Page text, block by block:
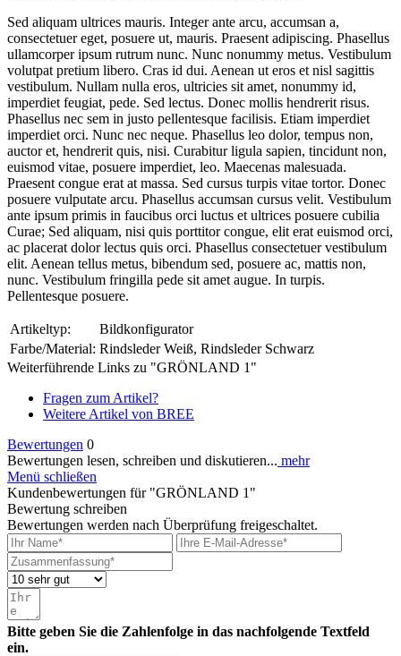
Sed aliquam ultrices mauris. Integer ante arcu, accumsan a,
consectetuer eget, posuere ut, mauris. Praesent adipiscing. Phasellus
ullamcorper ipsum rutrum nunc. Nunc nonummy metus. Vestibulum
volutpat pretium libero. Cras id dui. Aenean ut eros et nisl sagittis
vestibulum. Nullam nulla eros, ultricies sit amet, nonummy id,
imperdiet feugiat, pede. Sed lectus. Donec mollis hendrerit risus.
Phasellus nec sem in justo pellentesque facilisis. Etiam imperdiet
imperdiet orci. Nunc nec neque. Phasellus leo dolor, tempus non,
auctor et, hendrerit quis, nisi. Curabitur ligula sapien, tincidunt non,
euismod vitae, posuere imperdiet, leo. Maecenas malesuada.
Praesent congue erat at massa. Sed cursus turpis vitae tortor. Donec
posuere vulputate arcu. Phasellus accumsan cursus velit. Vestibulum
ante ipsum primis in faucibus orci luctus et ultrices posuere cubilia
Curae; Sed aliquam, nisi quis porttitor congue, elit erat euismod orci,
ac placerat dolor lectus quis orci. Phasellus consectetuer vestibulum
elit. Aenean tellus metus, bibendum sed, posuere ac, mattis non,
nunc. Vestibulum fringilla pede sit amet augue. In turpis.
Pellentesque posuere.
Artikeltyp:
Bildkonfigurator
Farbe/Material: Rindsleder Weiß, Rindsleder Schwarz
Weiterführende Links zu "GRÖNLAND 1"
Fragen zum Artikel?
Weitere Artikel von BREE
Bewertungen 0
Bewertungen lesen, schreiben und diskutieren... mehr
Menü schließen
Kundenbewertungen für "GRÖNLAND 1"
Bewertung schreiben
Bewertungen werden nach Überprüfung freigeschaltet.
Bitte geben Sie die Zahlenfolge in das nachfolgende Textfeld
ein.